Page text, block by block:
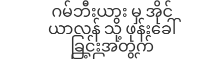
ဂမ်ဘီးယား မှ အိုင်
ယာလန် သို့ ဖုန်းခေါ်
ခြင်းအတွက်